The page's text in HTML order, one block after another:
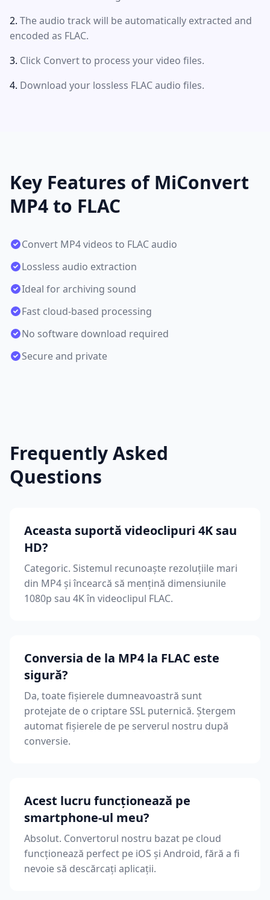
The audio track will be automatically extracted and
encoded as FLAC.
Click Convert to process your video files.
Download your lossless FLAC audio files.
Key Features of MiConvert
MP4 to FLAC
Convert MP4 videos to FLAC audio
Lossless audio extraction
Ideal for archiving sound
Fast cloud-based processing
No software download required
Secure and private
Frequently Asked
Questions
Aceasta suportă videoclipuri 4K sau
HD?
Categoric. Sistemul recunoaște rezoluțiile mari
din MP4 și încearcă să mențină dimensiunile
1080p sau 4K în videoclipul FLAC.
Conversia de la MP4 la FLAC este
sigură?
Da, toate fișierele dumneavoastră sunt
protejate de o criptare SSL puternică. Ștergem
automat fișierele de pe serverul nostru după
conversie.
Acest lucru funcționează pe
smartphone-ul meu?
Absolut. Convertorul nostru bazat pe cloud
funcționează perfect pe iOS și Android, fără a fi
nevoie să descărcați aplicații.